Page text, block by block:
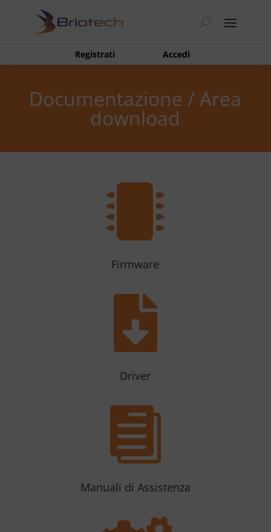
Registrati Accedi
Documentazione / Area
download

Firmware

Driver

Manuali di Assistenza